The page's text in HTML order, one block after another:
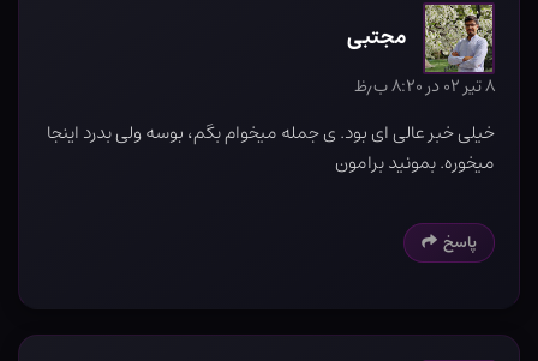
مجتبی
۸ تیر ۰۲ در ۸:۲۰ ب٫ظ
خیلی خبر عالی ای بود. ی جمله میخوام بگم، بوسه ولی بدرد اینجا
میخوره. بمونید برامون
پاسخ